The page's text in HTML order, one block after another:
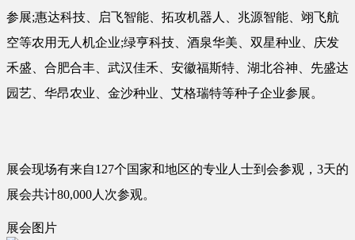
参展;惠达科技、启飞智能、拓攻机器人、兆源智能、翊飞航
空等农用无人机企业;绿亨科技、酒泉华美、双星种业、庆发
禾盛、合肥合丰、武汉佳禾、安徽福斯特、湖北谷神、先盛达
园艺、华昂农业、金沙种业、艾格瑞特等种子企业参展。
展会现场有来自127个国家和地区的专业人士到会参观，3天的
展会共计80,000人次参观。
展会图片